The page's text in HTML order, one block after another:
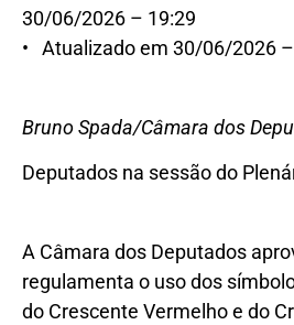
30/06/2026 – 19:29
• Atualizado em 30/06/2026
Bruno Spada/Câmara dos
Deputados na sessão do
A Câmara dos Deputados
regulamenta o uso dos
do Crescente Vermelho e do